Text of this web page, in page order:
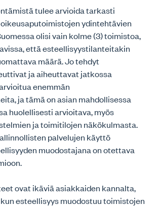
tulee arvioida tarkasti
ydintehtävien
olisi vain kolme (3) toimistoa,
että esteellisyystilanteitakin
määrä. Jo tehdyt
ja aiheuttavat jatkossa
enemmän
ja tämä on asian mahdollisessa
huolellisesti arvioitava, myös
ja toimitilojen näkökulmasta.
palvelujen käyttö
muodostajana on otettava
ovat ikäviä asiakkaiden kannalta,
esteellisyys muodostuu toimistojen